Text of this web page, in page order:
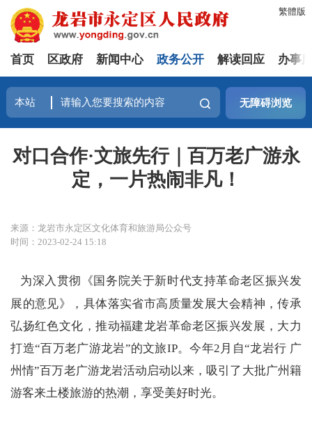
繁體版
首页 区政府 新闻中心 政务公开 解读回应 办事
无障碍浏览
对口合作·文旅先行｜百万老广游永
定，一片热闹非凡！
来源：龙岩市永定区文化体育和旅游局公众号
时间：2023-02-24 15:18
为深入贯彻《国务院关于新时代支持革命老区振兴发
展的意见》，具体落实省市高质量发展大会精神，传承
弘扬红色文化，推动福建龙岩革命老区振兴发展，大力
打造“百万老广游龙岩”的文旅IP。今年2月自“龙岩行 广
州情”百万老广游龙岩活动启动以来，吸引了大批广州籍
游客来土楼旅游的热潮，享受美好时光。